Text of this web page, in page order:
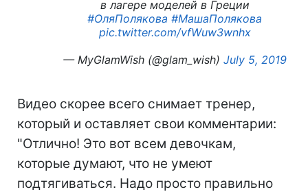
в лагере моделей в Греции
#ОляПолякова #МашаПолякова
pic.twitter.com/vfWuw3wnhx
— MyGlamWish (@glam_wish) July 5, 2019
Видео скорее всего снимает тренер,
который и оставляет свои комментарии:
"Отлично! Это вот всем девочкам,
которые думают, что не умеют
подтягиваться. Надо просто правильно